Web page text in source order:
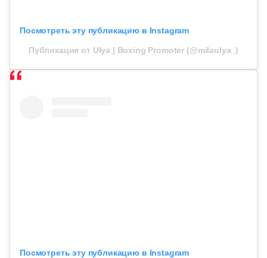
Посмотреть эту публикацию в Instagram
Публикация от Ulya | Boxing Promoter (@milaulya_)
Посмотреть эту публикацию в Instagram